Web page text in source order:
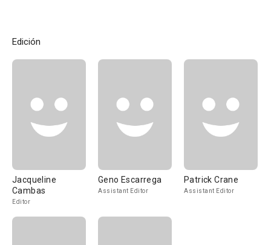
Edición
Jacqueline
Cambas
Editor
Geno Escarrega
Assistant Editor
Patrick Crane
Assistant Editor